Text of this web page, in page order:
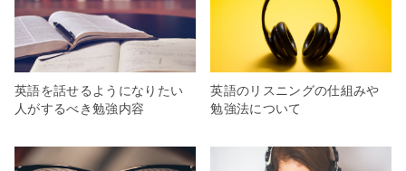
英語を話せるようになりたい
人がするべき勉強内容
英語のリスニングの仕組みや
勉強法について